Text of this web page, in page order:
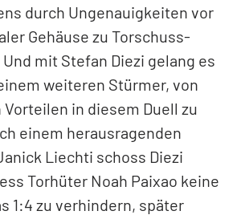
durch Ungenauigkeiten vor
Gehäuse zu Torschuss-
mit Stefan Diezi gelang es
weiteren Stürmer, von
in diesem Duell zu
einem herausragenden
Liechti schoss Diezi
Torhüter Noah Paixao keine
1:4 zu verhindern, später